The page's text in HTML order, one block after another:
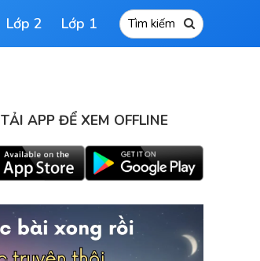
Lớp 2 Lớp 1
TẢI APP ĐỂ XEM OFFLINE